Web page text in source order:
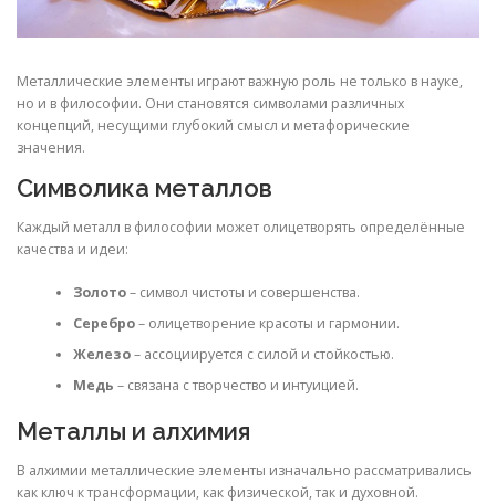
Металлические элементы играют важную роль не только в науке,
но и в философии. Они становятся символами различных
концепций, несущими глубокий смысл и метафорические
значения.
Символика металлов
Каждый металл в философии может олицетворять определённые
качества и идеи:
Золото– символ чистоты и совершенства.
Серебро– олицетворение красоты и гармонии.
Железо– ассоциируется с силой и стойкостью.
Медь – связана с творчество и интуицией.
Металлы и алхимия
В алхимии металлические элементы изначально рассматривались
как ключ к трансформации, как физической, так и духовной.